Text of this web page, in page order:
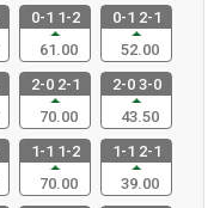
0-1 1-2
61.00
0-1 2-1
52.00
2-0 2-1
70.00
2-0 3-0
43.50
1-1 1-2
70.00
1-1 2-1
39.00